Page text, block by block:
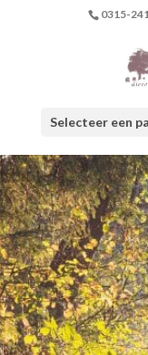
0315-
Selecteer een